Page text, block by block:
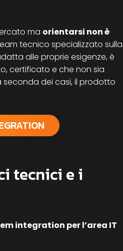
ma orientarsi non è
tecnico specializzato sulla
alle proprie esigenze, è
certificato e che non sia
dei casi, il prodotto
tecnici e i
integration per l’area IT